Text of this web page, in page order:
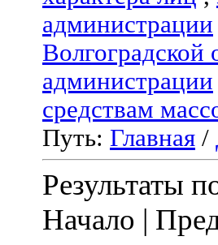
администрации
Волгоградской
администрации
средствам
Путь: Главная /
Результаты
Начало |